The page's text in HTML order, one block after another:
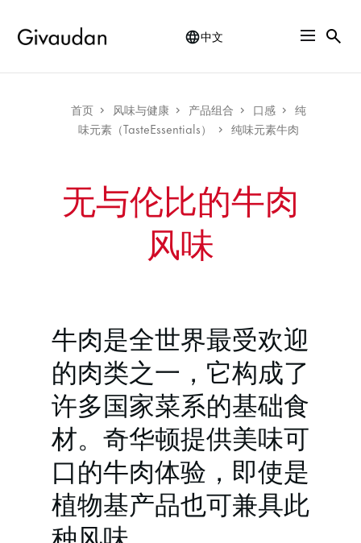
main
content
中文
Breadcrumb
首页 风味与健康 产品组合 口感
纯
味元素（TasteEssentials）
纯味元素牛肉
无与伦比的牛肉
风味
牛肉是全世界最受欢迎
的肉类之一，它构成了
许多国家菜系的基础食
材。奇华顿提供美味可
口的牛肉体验，即使是
植物基产品也可兼具此